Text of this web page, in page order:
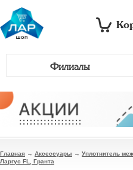
Филиалы
Главная → Аксессуары → Уплотнитель
Ларгус FL, Гранта